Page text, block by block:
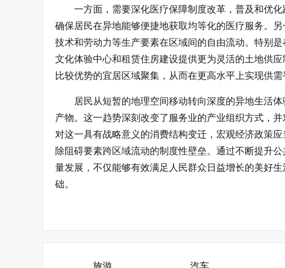
一方面，需要深化医疗保障制度改革，普及和优
确保居民在异地能够便捷地获取均等化的医疗服务。
技术和劳动力等生产要素在区域间的自由流动。特别
文化体验中心和租赁住房建设提供更为灵活的土地供
比较优势的宜居区域聚集，从而在更高水平上实现供需
居民从短暂的地理空间移动转向深度的异地生活
产物。这一趋势深刻改变了服务业的产业组织方式，
对这一具有战略意义的消费结构变迁，宏观经济政策
除阻碍要素跨区域流动的制度性壁垒。通过不断提升
量发展，不仅能够有效满足人民群众日益增长的美好
础。